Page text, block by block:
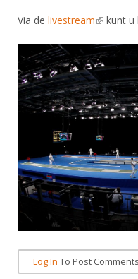
Oprichting Vereniging
Overschrijven leden
Nieuws
Aanvragen van
Scheidsrechterslijst
Import inschrijvingen uit
Verwerk
NK organiseren
Promotie en logo
Geschiedenis van het
Archief
Infotheek
Bibliotheek
ALV
Touché
Via de livestream(link is
kunt u
Log In To Post Comments